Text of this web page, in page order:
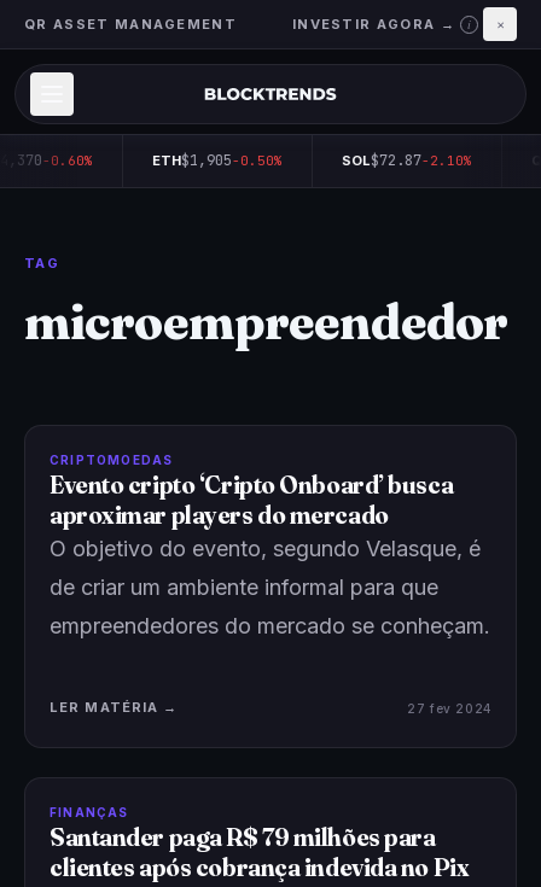
QR ASSET MANAGEMENT INVESTIR AGORA → i ×
-0.60% ETH$1,905-0.50% SOL$72.87-2.10%
TAG
microempreendedor
CRIPTOMOEDAS
Evento cripto ‘Cripto Onboard’ busca
aproximar players do mercado
O objetivo do evento, segundo Velasque, é
de criar um ambiente informal para que
empreendedores do mercado se conheçam.
LER MATÉRIA → 27 fev 2024
FINANÇAS
Santander paga R$ 79 milhões para
clientes após cobrança indevida no Pix